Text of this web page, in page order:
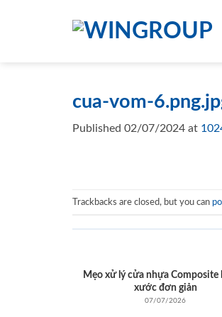
cua-vom-
Published 02/07/2024 at
Trackbacks are closed, but you can
Mẹo xử lý cửa nhựa Composite
xước đơn giản
07/07/2026